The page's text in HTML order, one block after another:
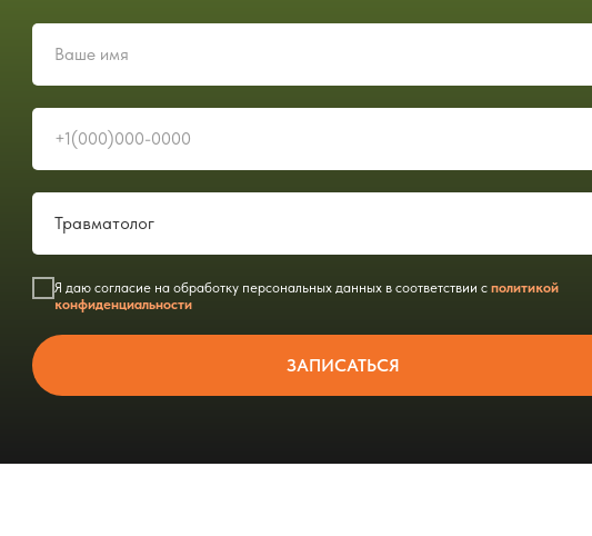
Я даю согласие на обработку персональных данных в соответствии с политикой
конфиденциальности
ЗАПИСАТЬСЯ